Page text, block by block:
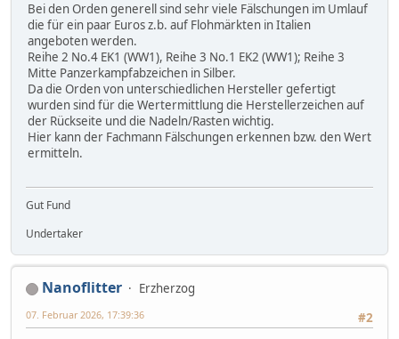
Bei den Orden generell sind sehr viele Fälschungen im Umlauf
die für ein paar Euros z.b. auf Flohmärkten in Italien
angeboten werden.
Reihe 2 No.4 EK1 (WW1), Reihe 3 No.1 EK2 (WW1); Reihe 3
Mitte Panzerkampfabzeichen in Silber.
Da die Orden von unterschiedlichen Hersteller gefertigt
wurden sind für die Wertermittlung die Herstellerzeichen auf
der Rückseite und die Nadeln/Rasten wichtig.
Hier kann der Fachmann Fälschungen erkennen bzw. den Wert
ermitteln.
Gut Fund
Undertaker
Nanoflitter
Erzherzog
#2
07. Februar 2026, 17:39:36